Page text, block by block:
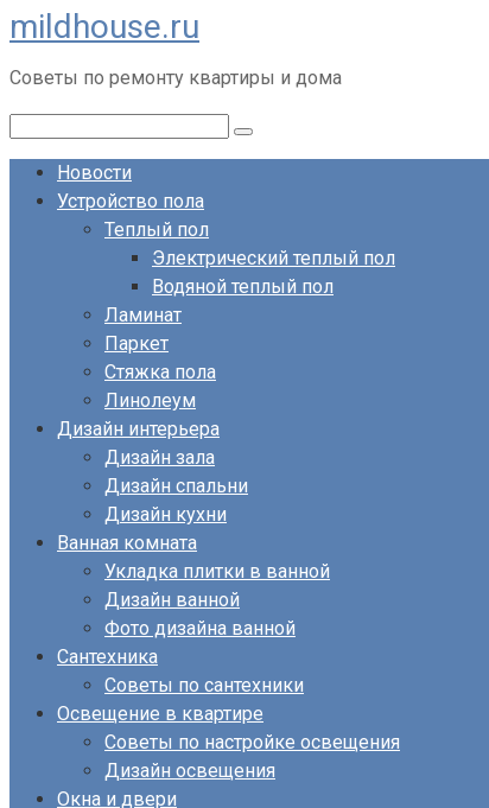
Перейти
к
контенту
mildhouse.ru
Советы по ремонту квартиры и дома
Новости
Устройство пола
Теплый пол
Электрический теплый пол
Водяной теплый пол
Ламинат
Паркет
Стяжка пола
Линолеум
Дизайн интерьера
Дизайн зала
Дизайн спальни
Дизайн кухни
Ванная комната
Укладка плитки в ванной
Дизайн ванной
Фото дизайна ванной
Сантехника
Советы по сантехники
Освещение в квартире
Советы по настройке освещения
Дизайн освещения
Окна и двери